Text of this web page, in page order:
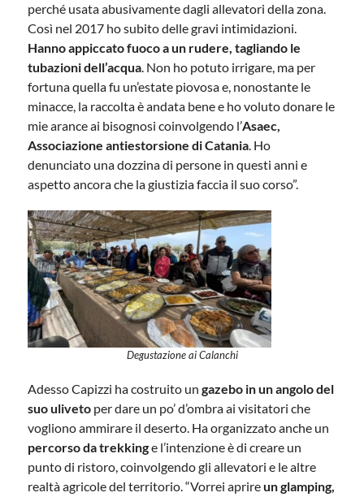
perché usata abusivamente dagli allevatori della zona.
Così nel 2017 ho subito delle gravi intimidazioni.
Hanno appiccato fuoco a un rudere, tagliando le
tubazioni dell’acqua. Non ho potuto irrigare, ma per
fortuna quella fu un’estate piovosa e, nonostante le
minacce, la raccolta è andata bene e ho voluto donare le
mie arance ai bisognosi coinvolgendo l’Asaec,
Associazione antiestorsione di Catania. Ho
denunciato una dozzina di persone in questi anni e
aspetto ancora che la giustizia faccia il suo corso”.
Degustazione ai Calanchi
Adesso Capizzi ha costruito un gazebo in un angolo del
suo uliveto per dare un po’ d’ombra ai visitatori che
vogliono ammirare il deserto. Ha organizzato anche un
percorso da trekkinge l’intenzione è di creare un
punto di ristoro, coinvolgendo gli allevatori e le altre
realtà agricole del territorio. “Vorrei aprireun glamping,